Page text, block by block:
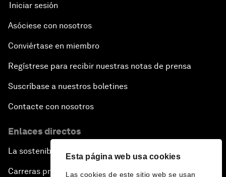
Esta página web usa cookies
Las cookies de este sitio web se usan
Iniciar sesión
Asóciese con nosotros
Conviértase en miembro
Regístrese para recibir nuestras notas de prensa
Suscríbase a nuestros boletines
Contacte con nosotros
Enlaces directos
La sostenibilidad en el Foro
Carreras profesionales